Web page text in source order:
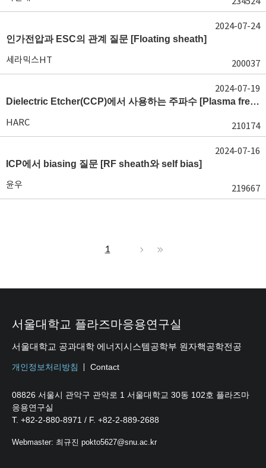
인가전압과 ESC의 관계 질문 [Floating sheath]
세라믹스HT 200037
2024-07-24
Dielectric Etcher(CCP)에서 사용하는 주파수 [Plasma frequency 및 RF sheath]
HARC 210174
2024-07-19
ICP에서 biasing 질문 [RF sheath와 self bias]
윤우 219667
2024-07-16
1
서울대학교 플라즈마응용연구실
서울대학교 공과대학 에너지시스템공학부 원자핵공학전공
개인정보처리방침 Contact
08826 서울시 관악구 관악로 1 서울대학교 30동 102호 플라즈마
응용연구실
T. +82-2-880-8971 / F. +82-2-889-2688
Webmaster: 최규진 pokto5627@snu.ac.kr